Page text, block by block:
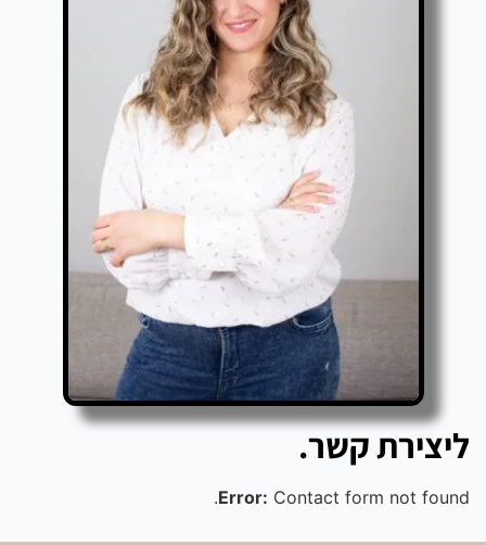
ליצירת קשר.
Error: Contact form not found.